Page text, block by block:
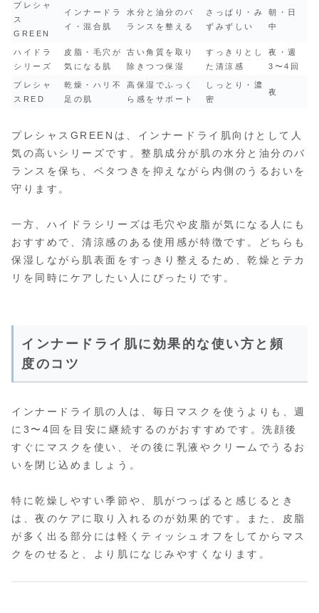
プレシャ
ス
GREEN
インナードラ
イ・混合肌
水分と油分のバ
ランスを整える
さっぱり・み
ずみずしい
朝・日
中
ハイドラ
シリーズ
皮脂・毛穴が
気になる肌
古い角質を取り
除きつつ保湿
すっきりとし
た清涼感
夜・週
3〜4回
プレシャ
スRED
乾燥・ハリ不
足の肌
高保湿でふっく
ら感をサポート
しっとり・濃
密
夜
プレシャスGREENは、インナードライ肌向けとして人
気の高いシリーズです。整肌成分が肌の水分と油分のバ
ランスを保ち、ベタつきを抑えながら内側のうるおいを
守ります。
一方、ハイドラシリーズは毛穴や皮脂が気になる人にも
おすすめで、清涼感のある使用感が特徴です。どちらも
保湿しながら肌表面をすっきり整えるため、乾燥とテカ
リを同時にケアしたい人にぴったりです。
インナードライ肌に効果的な使い方と頻
度のコツ
インナードライ肌の人は、毎日マスクを使うよりも、週
に3〜4回を目安に継続するのがおすすめです。洗顔後
すぐにマスクを使い、その後に乳液やクリームでうるお
いを閉じ込めましょう。
特に乾燥しやすい季節や、肌がつっぱると感じるとき
は、夜のケアに取り入れるのが効果的です。また、皮脂
が多く出る部分には軽くティッシュオフをしてからマス
クをのせると、より肌になじみやすくなります。